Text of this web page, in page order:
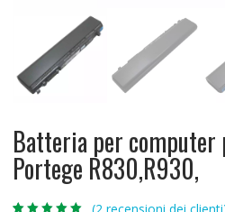
Batteria per computer
Portege R830,R930,
(2 recensioni dei